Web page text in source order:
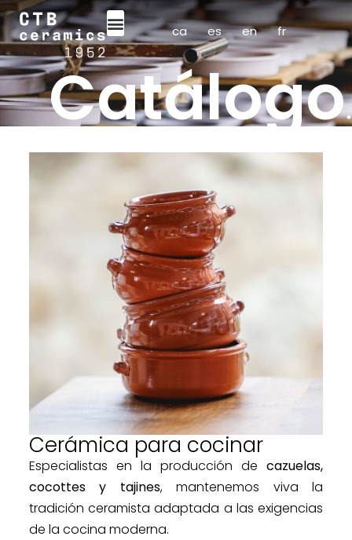
ca es en fr
Catálogo
Cerámica para cocinar
Especialistas en la producción decazuelas,
cocottes y tajines, mantenemos viva la
tradición ceramista adaptada a las exigencias
de la cocina moderna.